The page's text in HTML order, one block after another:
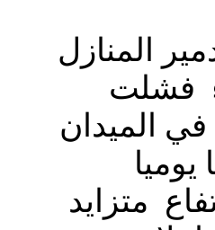
المنازل
فشلت
الميدان
متزايد